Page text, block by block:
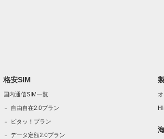
格安SIM
国内通信SIM一覧
自由自在2.0プラン
ビタッ！プラン
データ定額2.0プラン